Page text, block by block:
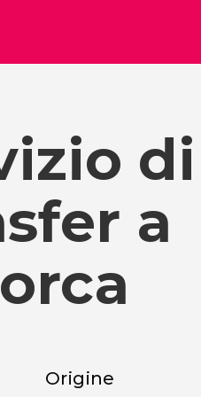
Regno
di
a
Origine